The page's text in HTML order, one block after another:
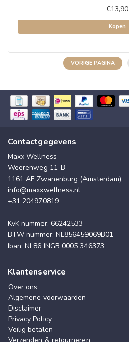
€13,90
Kopen
VORIGE PAGINA
Contactgegevens
Maxx Wellness
Weerenweg 11-B
1161 AE Zwanenburg (Amsterdam)
info@maxxwellness.nl
+31 204970819
KvK nummer: 66242533
BTW nummer: NL856459069B01
Iban: NL86 INGB 0005 346373
Klantenservice
Over ons
Algemene voorwaarden
Disclaimer
Privacy Policy
Veilig betalen